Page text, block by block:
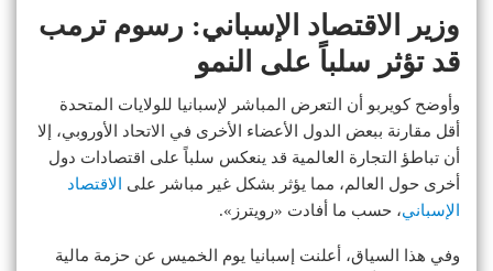
وزير الاقتصاد الإسباني: رسوم ترمب
قد تؤثر سلباً على النمو
وأوضح كويربو أن التعرض المباشر لإسبانيا للولايات المتحدة
أقل مقارنة ببعض الدول الأعضاء الأخرى في الاتحاد الأوروبي، إلا
أن تباطؤ التجارة العالمية قد ينعكس سلباً على اقتصادات دول
أخرى حول العالم، مما يؤثر بشكل غير مباشر على
الاقتصاد
الإسباني، حسب ما أفادت «رويترز».
وفي هذا السياق، أعلنت إسبانيا يوم الخميس عن حزمة مالية